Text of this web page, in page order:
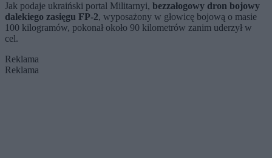
Jak podaje ukraiński portal Militarnyi, bezzałogowy dron bojowy
dalekiego zasięgu FP-2, wyposażony w głowicę bojową o masie
100 kilogramów, pokonał około 90 kilometrów zanim uderzył w
cel.
Reklama
Reklama